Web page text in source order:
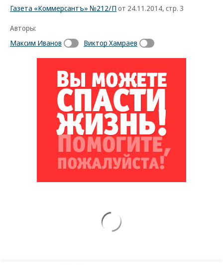
Газета «Коммерсантъ» №212/П от 24.11.2014, стр. 3
Авторы:
Максим Иванов
Виктор Хамраев